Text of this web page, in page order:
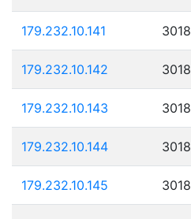
179.232.10.141
179.232.10.142
179.232.10.143
179.232.10.144
179.232.10.145